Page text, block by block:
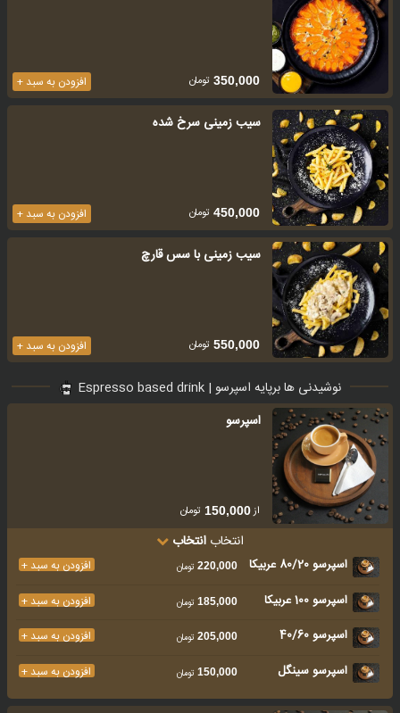
افزودن به سبد + 350,000 تومان
سیب زمینی سرخ شده
افزودن به سبد + 450,000 تومان
سیب زمینی با سس قارچ
افزودن به سبد + 550,000 تومان
نوشیدنی ها برپایه اسپرسو | Espresso based drink
اسپرسو
از150,000 تومان
انتخاب انتخاب
اسپرسو 80/20 عربیکا 220,000 تومان افزودن به سبد +
اسپرسو 100 عربیکا 185,000 تومان افزودن به سبد +
اسپرسو 40/60 205,000 تومان افزودن به سبد +
اسپرسو سینگل 150,000 تومان افزودن به سبد +